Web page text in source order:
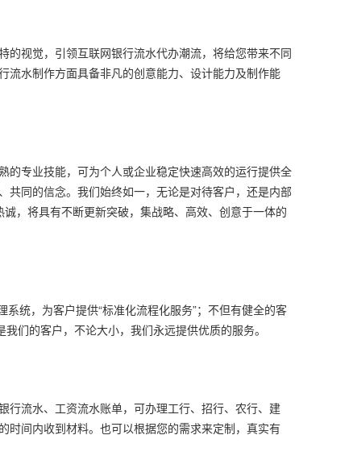
视觉，引领互联网银行流水代办潮流，将给您带来不同
流水制作方面具备非凡的创意能力、设计能力及制作能
的专业技能，可为个人或企业稳定快速高效的运行提供全
同的信念。我们始终如一，无论是对待客户，还是内部
，将具有不断更新突破，集战略、高效、创意于一体的
统，为客户提供“标准化流程化服务”；不但有健全的客
们的客户，不论大小，我们永远提供优质的服务。
行流水、工资流水账单，可办理工行、招行、农行、建
时间内收到材料。也可以根据您的需求来定制，真实有